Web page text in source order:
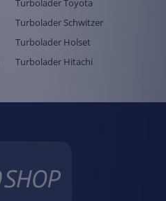
Turbolader Toyota
Turbolader Schwitzer
Turbolader Holset
Turbolader Hitachi